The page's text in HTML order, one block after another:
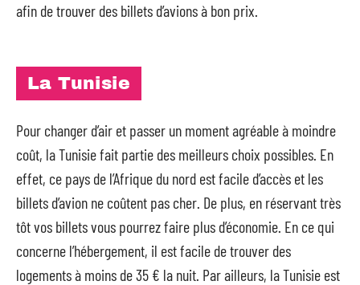
afin de trouver des billets d’avions à bon prix.
La Tunisie
Pour changer d’air et passer un moment agréable à moindre
coût, la Tunisie fait partie des meilleurs choix possibles. En
effet, ce pays de l’Afrique du nord est facile d’accès et les
billets d’avion ne coûtent pas cher. De plus, en réservant très
tôt vos billets vous pourrez faire plus d’économie. En ce qui
concerne l’hébergement, il est facile de trouver des
logements à moins de 35 € la nuit. Par ailleurs, la Tunisie est